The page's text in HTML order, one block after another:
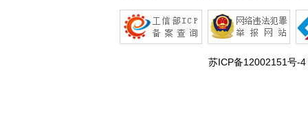
苏ICP备12002151号-4